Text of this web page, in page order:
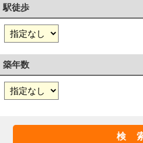
駅徒歩
築年数